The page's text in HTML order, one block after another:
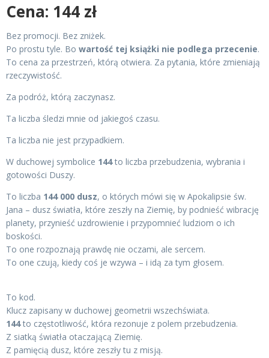
Cena: 144 zł
Bez promocji. Bez zniżek.
Po prostu tyle. Bo wartość tej książki nie podlega przecenie.
To cena za przestrzeń, którą otwiera. Za pytania, które zmieniają
rzeczywistość.
Za podróż, którą zaczynasz.
Ta liczba śledzi mnie od jakiegoś czasu.
Ta liczba nie jest przypadkiem.
W duchowej symbolice 144to liczba przebudzenia, wybrania i
gotowości Duszy.
To liczba 144 000 dusz, o których mówi się w Apokalipsie św.
Jana – dusz światła, które zeszły na Ziemię, by podnieść wibrację
planety, przynieść uzdrowienie i przypomnieć ludziom o ich
boskości.
To one rozpoznają prawdę nie oczami, ale sercem.
To one czują, kiedy coś je wzywa – i idą za tym głosem.
To kod.
Klucz zapisany w duchowej geometrii wszechświata.
144to częstotliwość, która rezonuje z polem przebudzenia.
Z siatką światła otaczającą Ziemię.
Z pamięcią dusz, które zeszły tu z misją.